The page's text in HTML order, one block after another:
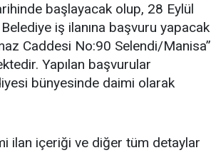
başlayacak olup, 28 Eylül
iş ilanına başvuru yapacak
Caddesi No:90 Selendi/Manisa”
Yapılan başvurular
bünyesinde daimi olarak
ilan içeriği ve diğer tüm detaylar